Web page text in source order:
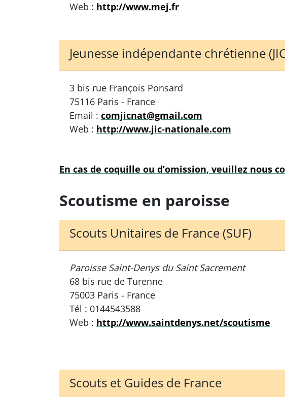
Web : http://www.mej.fr
Jeunesse indépendante chrétienne
3 bis rue François Ponsard
75116 Paris - France
Email : comjicnat@gmail.com
Web : http://www.jic-nationale.com
En cas de coquille ou d’omission, veuillez nous
Scoutisme en paroisse
Scouts Unitaires de France (SUF)
Paroisse Saint-Denys du Saint Sacrement
68 bis rue de Turenne
75003 Paris - France
Tél : 0144543588
Web : http://www.saintdenys.net/scoutisme
Scouts et Guides de France